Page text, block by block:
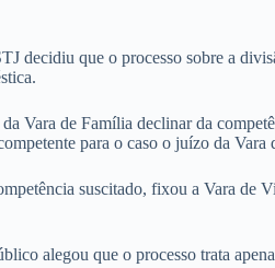
decidiu que o processo sobre a
Vara de Família declinar da
para o caso o juízo da
suscitado, fixou a Vara de
alegou que o processo trata